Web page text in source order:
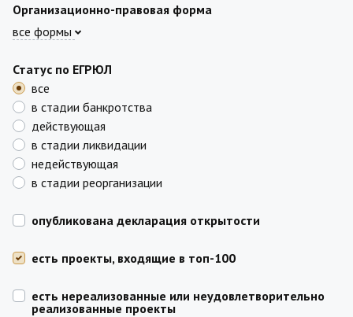
Организационно-правовая форма
все формы
Статус по ЕГРЮЛ
все
в стадии банкротства
действующая
в стадии ликвидации
недействующая
в стадии реорганизации
опубликована декларация открытости
есть проекты, входящие в топ-100
есть нереализованные или неудовлетворительно
реализованные проекты